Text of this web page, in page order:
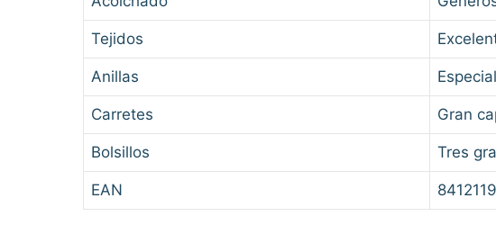
Tejidos
Anillas
Carretes Gran
Bolsillos Tres
EAN